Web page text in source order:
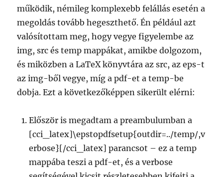
működik, némileg komplexebb felállás esetén a
megoldás tovább hegeszthető. Én például azt
valósítottam meg, hogy vegye figyelembe az
img, src és temp mappákat, amikbe dolgozom,
és miközben a LaTeX könyvtára az src, az eps-t
az img-ből vegye, míg a pdf-et a temp-be
dobja. Ezt a következőképpen sikerült elérni:
Először is megadtam a preambulumban a
[cci_latex]\epstopdfsetup{outdir=../temp/,v
erbose}[/cci_latex] parancsot – ez a temp
mappába teszi a pdf-et, és a verbose